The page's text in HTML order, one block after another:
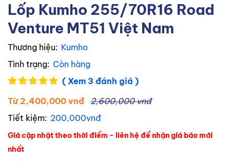
Lốp Kumho 255/70R16 Road
Venture MT51 Việt Nam
Thương hiệu: Kumho
Tình trạng: Còn hàng
( Xem 3 đánh giá )
Từ 2,400,000 vnđ 2,600,000 vnđ
Tiết kiệm: 200,000vnđ
Giá cập nhật theo thời điểm - liên hệ để nhận giá báo mới
nhất